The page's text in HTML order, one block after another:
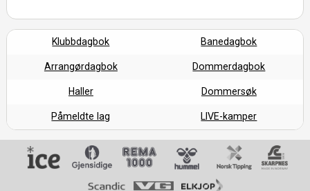
Klubbdagbok Banedagbok
Arrangørdagbok Dommerdagbok
Haller Dommersøk
Påmeldte lag LIVE-kamper